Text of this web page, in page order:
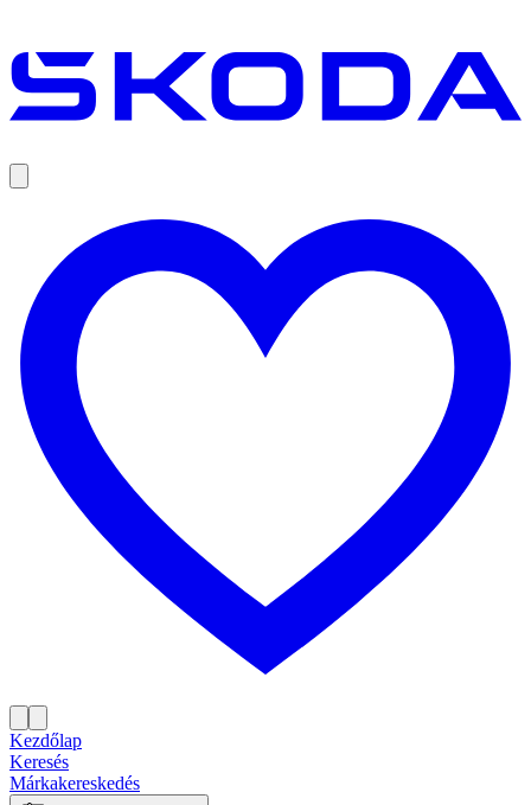
Kezdőlap
Keresés
Márkakereskedés